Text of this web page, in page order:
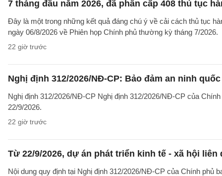
7 tháng đầu năm 2026, đã phân cấp 408 thủ tục
Đây là một trong những kết quả đáng chú ý về cải cách thủ tục
ngày 06/8/2026 về Phiên họp Chính phủ thường kỳ tháng 7/2026.
22 giờ trước
Nghị định 312/2026/NĐ-CP: Bảo đảm an ninh
Nghị định 312/2026/NĐ-CP Nghị định 312/2026/NĐ-CP của
22/9/2026.
22 giờ trước
Từ 22/9/2026, dự án phát triển kinh tế - xã hội
Nội dung quy định tại Nghị định 312/2026/NĐ-CP của Chính phủ